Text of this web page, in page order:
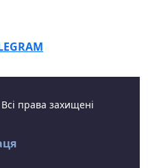
права захищені